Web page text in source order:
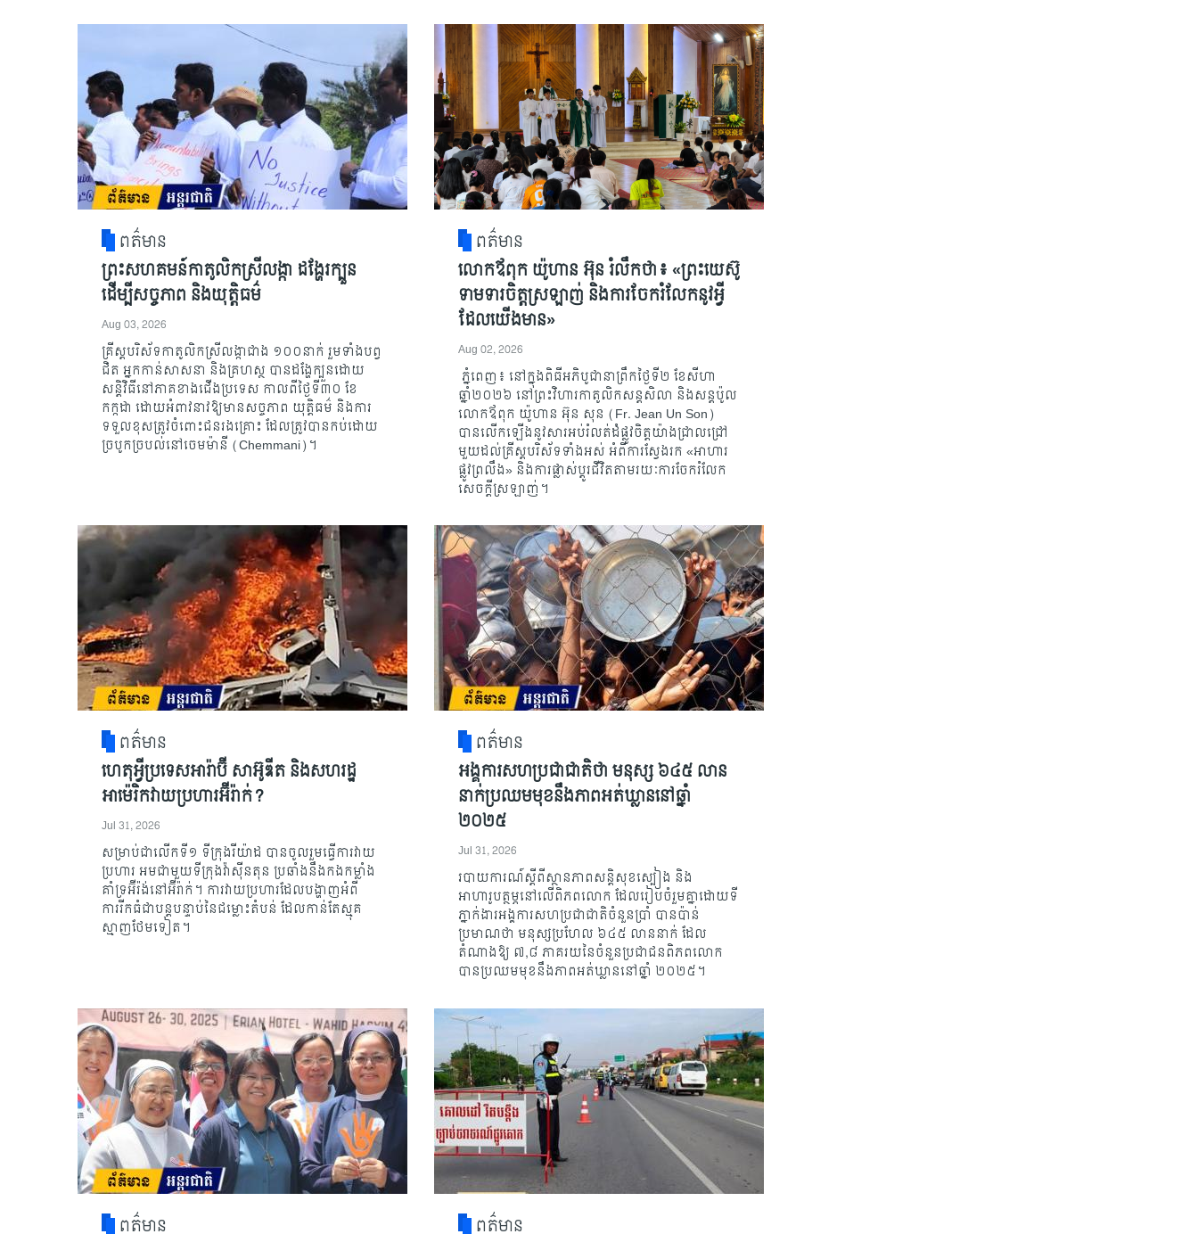
ពត៌មាន
ព្រះសហគមន៍កាតូលិកស្រីលង្កា ដង្ហែរក្បួន
ដើម្បីសច្ចភាព និងយុត្តិធម៌
Aug 03, 2026
គ្រីស្តបរិស័ទកាតូលិកស្រីលង្កាជាង ១០០នាក់ រួមទាំងបព្វ
ជិត អ្នកកាន់សាសនា និងគ្រហស្ថ បានដង្ហែក្បួនដោយ
សន្តិវិធីនៅភាគខាងជើងប្រទេស កាលពីថ្ងៃទី៣០ ខែ
កក្កដា ដោយអំពាវនាវឱ្យមានសច្ចភាព យុត្តិធម៌ និងការ
ទទួលខុសត្រូវចំពោះជនរងគ្រោះ ដែលត្រូវបានកប់ដោយ
ច្របូកច្របល់នៅចេមម៉ានី (Chemmani)។
ពត៌មាន
លោកឪពុក យ៉ូហាន អ៊ុន រំលឹកថា៖ «ព្រះយេស៊ូ
ទាមទារចិត្តស្រឡាញ់ និងការចែករំលែកនូវអ្វី
ដែលយើងមាន»
Aug 02, 2026
ភ្នំពេញ៖ នៅក្នុងពិធីអភិបូជានាព្រឹកថ្ងៃទី២ ខែសីហា
ឆ្នាំ២០២៦ នៅព្រះវិហារកាតូលិកសន្តសិលា និងសន្តប៉ូល
លោកឪពុក យ៉ូហាន អ៊ុន សុន (Fr. Jean Un Son)
បានលើកឡើងនូវសារអប់រំលត់ដំផ្លូវចិត្តយ៉ាងជ្រាលជ្រៅ
មួយដល់គ្រីស្ដបរិស័ទទាំងអស់ អំពីការស្វែងរក «អាហារ
ផ្លូវព្រលឹង» និងការផ្លាស់ប្តូរជីវិតតាមរយៈការចែករំលែក
សេចក្ដីស្រឡាញ់។
ពត៌មាន
ហេតុអ្វីប្រទេសអារ៉ាប៊ី​ សាអ៊ូឌីត និងសហរដ្ឋ
អាម៉េរិកវាយប្រហារអ៊ីរ៉ាក់?
Jul 31, 2026
សម្រាប់ជាលើកទី១ ទីក្រុងរីយ៉ាដ បានចូលរួមធ្វើការវាយ
ប្រហារ អមជាមួយទីក្រុង​វ៉ាស៊ីនតុន ប្រឆាំងនឹងកងកម្លាំង
គាំទ្រអ៊ីរ៉ង់នៅអ៊ីរ៉ាក់។ ការវាយប្រហារដែលបង្ហាញអំពី​
ការរីកធំជាបន្ត​បន្ទាប់​​នៃជម្លោះតំបន់ ​ដែលកាន់តែស្មុគ
ស្មាញថែមទៀត។
ពត៌មាន
អង្គការសហប្រជាជាតិថា មនុស្ស ៦៤៥ លាន
នាក់ប្រឈមមុខនឹងភាពអត់ឃ្លាននៅឆ្នាំ
២០២៥
Jul 31, 2026
របាយការណ៍ស្តីពីស្ថានភាពសន្តិសុខស្បៀង និង
អាហារូបត្ថម្ភនៅលើពិភពលោក ដែលរៀបចំរួមគ្នាដោយទី
ភ្នាក់ងារអង្គការសហប្រជាជាតិចំនួនប្រាំ បានប៉ាន់
ប្រមាណថា មនុស្សប្រហែល ៦៤៥ លាននាក់ ដែល
តំណាងឱ្យ ៧,៨ ភាគរយនៃចំនួនប្រជាជនពិភពលោក
បានប្រឈមមុខនឹងភាពអត់ឃ្លាននៅឆ្នាំ ២០២៥។
ពត៌មាន ពត៌មាន